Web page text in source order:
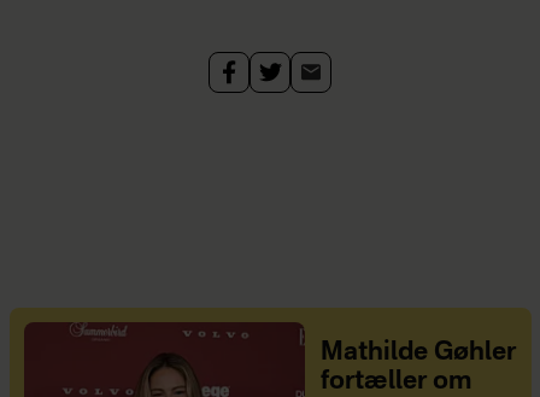
Mathilde Gøhler
fortæller om